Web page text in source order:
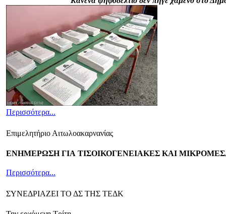
Περισσότερα...
Επιμελητήριο Αιτωλοακαρνανίας
ENHMEΡΩΣΗ ΓΙΑ TIΣΟΙΚΟΓΕΝΕΙΑΚΕΣ ΚΑΙ
Περισσότερα...
ΣΥΝΕΔΡΙΑΖΕΙ ΤΟ ΔΣ ΤΗΣ ΤΕΔΚ